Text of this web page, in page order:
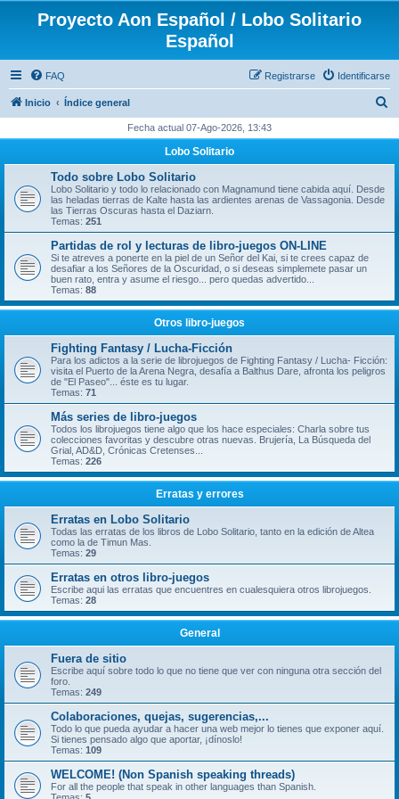
Proyecto Aon Español / Lobo Solitario
Español
FAQ Identificarse
Registrarse
Inicio Índice general
c
Fecha actual 07-Ago-2026, 13:43
Lobo Solitario
Todo sobre Lobo Solitario
Lobo Solitario y todo lo relacionado con Magnamund tiene cabida aquí. Desde
las heladas tierras de Kalte hasta las ardientes arenas de Vassagonia. Desde
las Tierras Oscuras hasta el Daziarn.
Temas: 251
Partidas de rol y lecturas de libro-juegos ON-LINE
Si te atreves a ponerte en la piel de un Señor del Kai, si te crees capaz de
desafiar a los Señores de la Oscuridad, o si deseas simplemete pasar un
buen rato, entra y asume el riesgo... pero quedas advertido...
Temas: 88
Otros libro-juegos
Fighting Fantasy / Lucha-Ficción
Para los adictos a la serie de librojuegos de Fighting Fantasy / Lucha- Ficción:
visita el Puerto de la Arena Negra, desafía a Balthus Dare, afronta los peligros
de "El Paseo"... éste es tu lugar.
Temas: 71
Más series de libro-juegos
Todos los librojuegos tiene algo que los hace especiales: Charla sobre tus
colecciones favoritas y descubre otras nuevas. Brujería, La Búsqueda del
Grial, AD&D, Crónicas Cretenses...
Temas: 226
Erratas y errores
Erratas en Lobo Solitario
Todas las erratas de los libros de Lobo Solitario, tanto en la edición de Altea
como la de Timun Mas.
Temas: 29
Erratas en otros libro-juegos
Escribe aqui las erratas que encuentres en cualesquiera otros librojuegos.
Temas: 28
General
Fuera de sitio
Escribe aquí sobre todo lo que no tiene que ver con ninguna otra sección del
foro.
Temas: 249
Colaboraciones, quejas, sugerencias,...
Todo lo que pueda ayudar a hacer una web mejor lo tienes que exponer aquí.
Si tienes pensado algo que aportar, ¡dínoslo!
Temas: 109
WELCOME! (Non Spanish speaking threads)
For all the people that speak in other languages than Spanish.